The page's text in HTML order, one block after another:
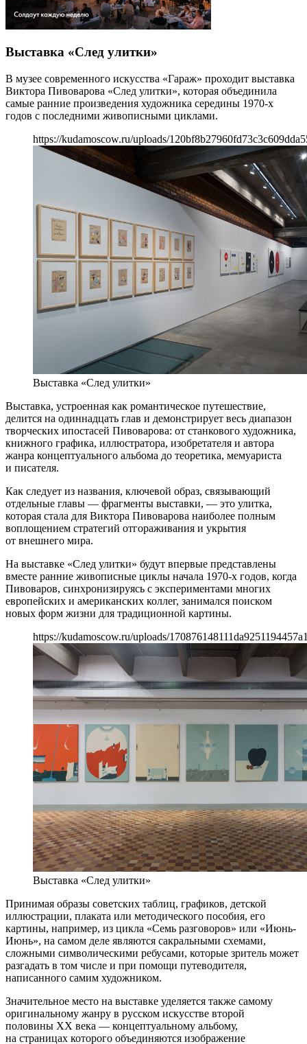
Выставка «След улитки»
В музее современного искусства «Гараж» проходит выставка
Виктора Пивоварова «След улитки», которая объединила
самые ранние произведения художника середины 1970-х
годов с последними живописными циклами.
https://kudamoscow.ru/uploads/
Выставка «След улитки»
Выставка, устроенная как романтическое путешествие,
делится на одиннадцать глав и демонстрирует весь диапазон
творческих ипостасей Пивоварова: от станкового художника,
книжного графика, иллюстратора, изобретателя и автора
жанра концептуального альбома до теоретика, мемуариста
и писателя.
Как следует из названия, ключевой образ, связывающий
отдельные главы — фрагменты выставки, — это улитка,
которая стала для Виктора Пивоварова наиболее полным
воплощением стратегий отгораживания и укрытия
от внешнего мира.
На выставке «След улитки» будут впервые представлены
вместе ранние живописные циклы начала 1970-х годов, когда
Пивоваров, синхронизируясь с экспериментами многих
европейских и американских коллег, занимался поиском
новых форм жизни для традиционной картины.
https://kudamoscow.ru/uploads/
Выставка «След улитки»
Принимая образы советских таблиц, графиков, детской
иллюстрации, плаката или методического пособия, его
картины, например, из цикла «Семь разговоров» или «Июнь-
Июнь», на самом деле являются сакральными схемами,
сложными символическими ребусами, которые зритель может
разгадать в том числе и при помощи путеводителя,
написанного самим художником.
Значительное место на выставке уделяется также самому
оригинальному жанру в русском искусстве второй
половины ХХ века — концептуальному альбому,
на страницах которого объединяются изображение